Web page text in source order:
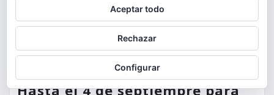
DEPORTES
Hasta el 4 de septiembre para
Aceptar todo
Rechazar
Configurar
Para obtener más información, incluido cómo gestionar las cookies,